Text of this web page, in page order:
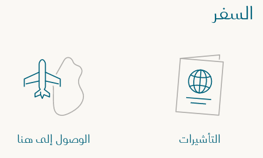
السفر
التأشيرات الوصول إلى هنا